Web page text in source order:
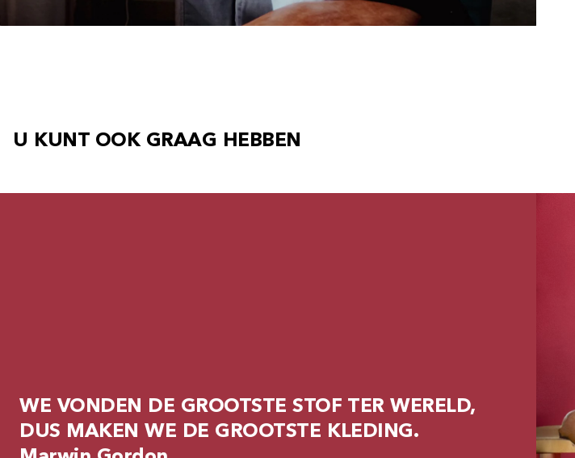
U KUNT OOK GRAAG HEBBEN
WE VONDEN DE GROOTSTE STOF TER WERELD,
DUS MAKEN WE DE GROOTSTE KLEDING.